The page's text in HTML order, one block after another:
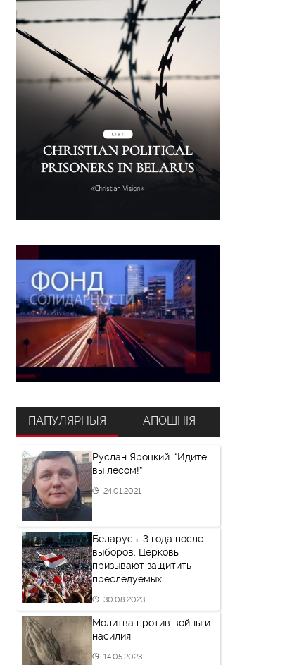
ПАПУЛЯРНЫЯ
Руслан Яроцкий. “Идите
вы лесом!”
24.01.2021
Беларусь, 3 года после
выборов: Церковь
призывают защитить
преследуемых
30.08.2023
Молитва против войны и
насилия
14.05.2023
АПОШНІЯ